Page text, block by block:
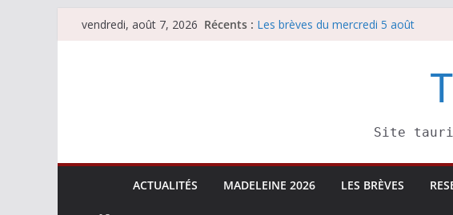
Passervendredi, août 7, 2026 Récents : Les brèves du mercredi 5 août
Site
ACTUALITÉS MADELEINE 2026 LES BRÈVES